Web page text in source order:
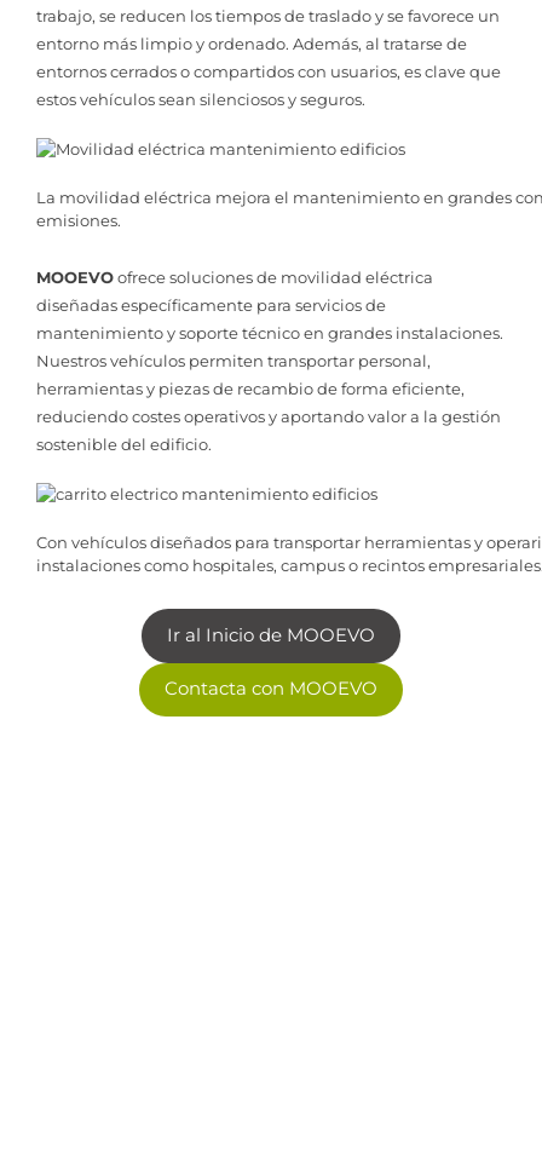
trabajo, se reducen los tiempos de traslado y se favorece un
entorno más limpio y ordenado. Además, al tratarse de
entornos cerrados o compartidos con usuarios, es clave que
estos vehículos sean silenciosos y seguros.
La movilidad eléctrica mejora el mantenimiento en grandes
emisiones.
MOOEVOofrece soluciones de movilidad eléctrica
diseñadas específicamente para servicios de
mantenimiento y soporte técnico en grandes instalaciones.
Nuestros vehículos permiten transportar personal,
herramientas y piezas de recambio de forma eficiente,
reduciendo costes operativos y aportando valor a la gestión
sostenible del edificio.
Con vehículos diseñados para transportar herramientas y
instalaciones como hospitales, campus o recintos
Ir al Inicio de MOOEVO
Contacta con MOOEVO